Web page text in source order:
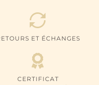
ET ÉCHANGES
CERTIFICAT